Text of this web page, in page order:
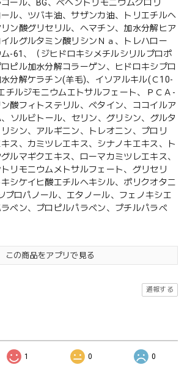
ール、BG、ベヘントリモニウムクロリ
ル、ツバキ油、サザンカ油、トリエチルヘ
ン酸グリセリル、ヘマチン、加水分解ヒア
ルグルタミン酸リシンＮａ、トレハロー
-61、（ジヒドロキシメチルシリルプロポ
ピル加水分解コラーゲン、ヒドロキシプロ
分解ケラチン(羊毛)、イソアルキル(Ｃ10-
チルジモニウムエトサルフェート、ＰＣＡ-
酸フィトステリル、ベタイン、ココイルア
ソルビトール、セリン、グリシン、グルタ
シン、アルギニン、トレオニン、プロリ
ス、カミツレエキス、シナノキエキス、ト
ルマギクエキス、ローマカミツレエキス、
リモニウムメトサルフェート、グリセリ
シケイヒ酸エチルヘキシル、ポリクオタニ
プロパノール、エタノール、フェノキシエ
ベン、プロピルパラベン、プチルパラベ
この商品をアプリで見る
通報する
1 0 0